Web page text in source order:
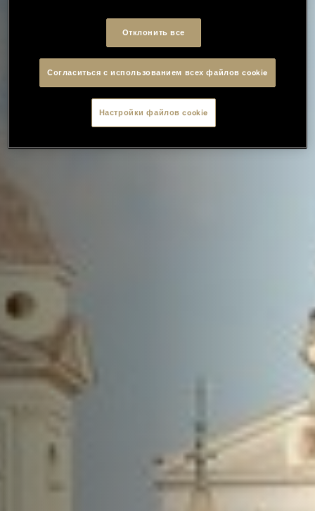
Отклонить все
Согласиться с использованием всех файлов cookie
Настройки файлов cookie